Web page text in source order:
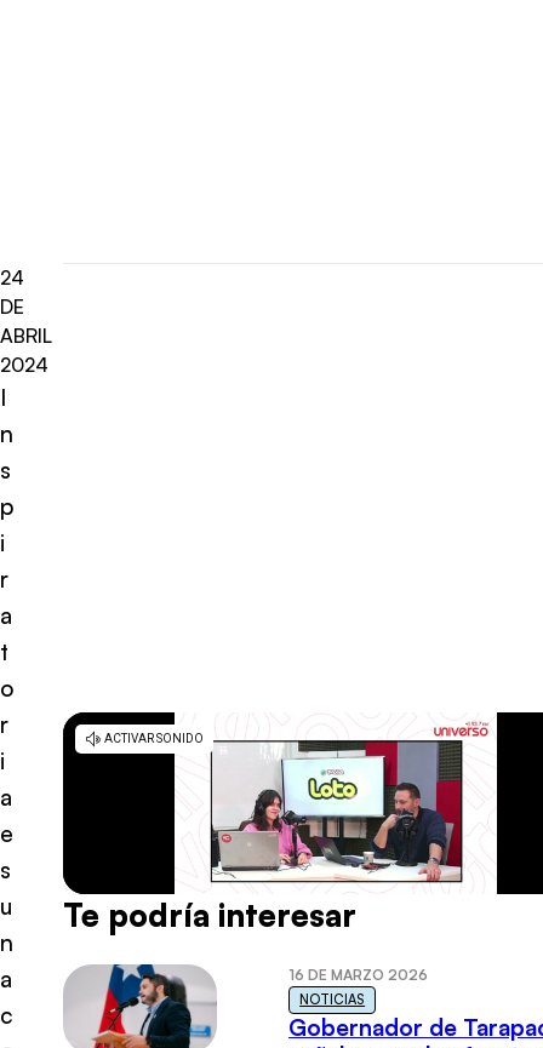
24
DE
ABRIL
2024
I
n
s
p
i
r
a
t
o
r
i
a
e
s
u
n
a
c
Te podría interesar
16 DE MARZO 2026
NOTICIAS
Gobernador de